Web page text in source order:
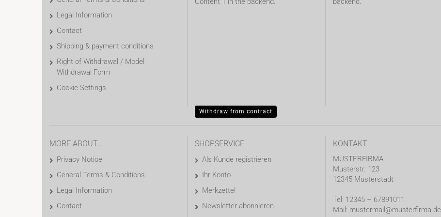
Legal Information
Contact
Shipping & payment conditions
Right of Withdrawal / Model
Withdrawal Form
Cookie Settings
Withdraw from contract
MORE ABOUT...
Privacy Notice
General Terms & Conditions
Legal Information
Contact
SHOPSERVICE
Als Kunde registrieren
Ihr Konto
Merkzettel
Newsletter abonnieren
KONTAKT
MUSTERFIRMA
Musterstr. 123
12345 Musterstadt
Tel: 12345 – 67891011
Mail: mustermail@musterfirma.de